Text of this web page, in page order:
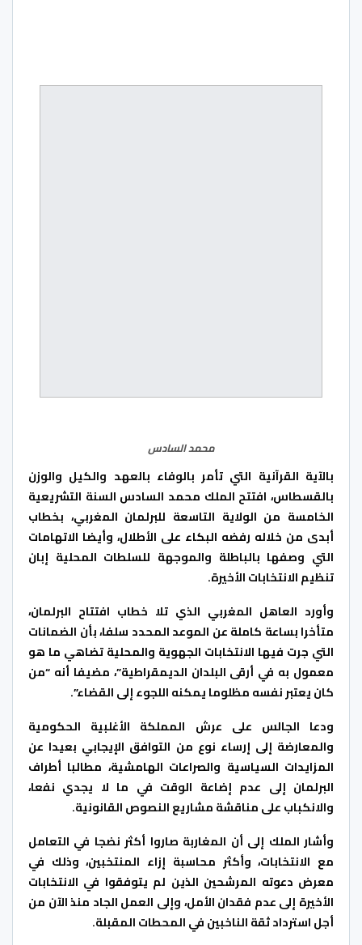
محمد السادس
بالآية القرآنية التي تأمر بالوفاء بالعهد والكيل والوزن
بالقسطاس، افتتح الملك محمد السادس السنة التشريعية
الخامسة من الولاية التاسعة للبرلمان المغربي، بخطاب
أبدى من خلاله رفضه البكاء على الأطلال، وأيضا الاتهامات
التي وصفها بالباطلة والموجهة للسلطات المحلية إبان
تنظيم الانتخابات الأخيرة.
وأورد العاهل المغربي الذي تلا خطاب افتتاح البرلمان،
متأخرا بساعة كاملة عن الموعد المحدد سلفا، بأن الضمانات
التي جرت فيها الانتخابات الجهوية والمحلية تضاهي ما هو
معمول به في أرقى البلدان الديمقراطية”، مضيفا أنه “من
كان يعتبر نفسه مظلوما يمكنه اللجوء إلى القضاء”.
ودعا الجالس على عرش المملكة الأغلبية الحكومية
والمعارضة إلى إرساء نوع من التوافق الإيجابي بعيدا عن
المزايدات السياسية والصراعات الهامشية، مطالبا أطراف
البرلمان إلى عدم إضاعة الوقت في ما لا يجدي نفعا،
والانكباب على مناقشة مشاريع النصوص القانونية.
وأشار الملك إلى أن المغاربة صاروا أكثر نضجا في التعامل
مع الانتخابات، وأكثر محاسبة إزاء المنتخبين، وذلك في
معرض دعوته المرشحين الذين لم يتوفقوا في الانتخابات
الأخيرة إلى عدم فقدان الأمل، وإلى العمل الجاد منذ الآن من
أجل استرداد ثقة الناخبين في المحطات المقبلة.